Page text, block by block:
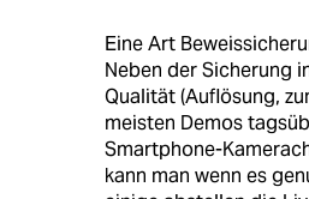
Eine Art
Neben der Sicherung
Qualität (Auflösung,
meisten Demos
Smartphone-
kann man wenn es